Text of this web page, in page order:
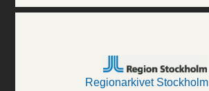
Regionarkivet Stockholm